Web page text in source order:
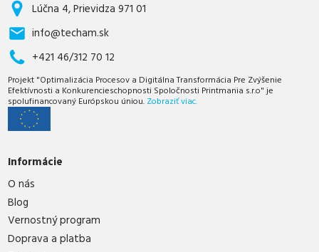
Lúčna 4, Prievidza 971 01
info@techam.sk
+421 46/312 70 12
Projekt "Optimalizácia Procesov a Digitálna Transformácia Pre Zvýšenie
Efektívnosti a Konkurencieschopnosti Spoločnosti Printmania s.r.o" je
spolufinancovaný Európskou úniou. Zobraziť viac.
Informácie
O nás
Blog
Vernostný program
Doprava a platba